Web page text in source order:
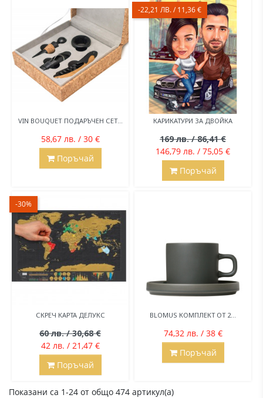
VIN BOUQUET ПОДАРЪЧЕН СЕТ...
58,67 лв. / 30 €
Поръчай
КАРИКАТУРИ ЗА ДВОЙКА
169 лв. / 86,41 €
146,79 лв. / 75,05 €
-22,21 ЛВ. / 11,36 €
Поръчай
СКРЕЧ КАРТА ДЕЛУКС
60 лв. / 30,68 €
42 лв. / 21,47 €
-30%
Поръчай
BLOMUS КОМПЛЕКТ ОТ 2...
74,32 лв. / 38 €
Поръчай
Показани са 1-24 от общо 474 артикул(а)